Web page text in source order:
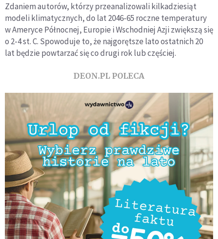
Zdaniem autorów, którzy przeanalizowali kilkadziesiąt
modeli klimatycznych, do lat 2046-65 roczne temperatury
w Ameryce Północnej, Europie i Wschodniej Azji zwiększą się
o 2-4 st. C. Spowoduje to, że najgorętsze lato ostatnich 20
lat będzie powtarzać się co drugi rok lub częściej.
DEON.PL POLECA